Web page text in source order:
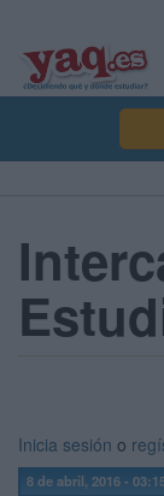
Inicia sesión o
8 de abril, 2016 -